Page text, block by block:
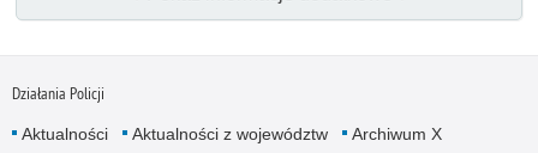
Działania Policji
Aktualności Aktualności z województw
Archiwum X